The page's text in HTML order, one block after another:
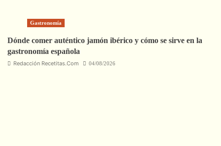
Gastronomía
Dónde comer auténtico jamón ibérico y cómo se sirve en la
gastronomía española
Redacción Recetitas.Com 04/08/2026